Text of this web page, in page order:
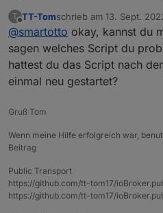
kann) auf Blockly
T
Offline
TT-Tomschrieb am 13. Sept.
zuletzt editiert von
@smartotto okay, kannst du
sagen welches Script du
hattest du das Script nach
einmal neu gestartet?
Gruß Tom
Wenn meine Hilfe erfolgreich war,
Beitrag
Public Transport
https://github.com/tt-tom17/
https://github.com/tt-tom17/